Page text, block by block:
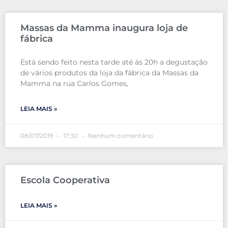
Massas da Mamma inaugura loja de
fábrica
Está sendo feito nesta tarde até às 20h a degustação
de vários produtos da loja da fábrica da Massas da
Mamma na rua Carlos Gomes,
LEIA MAIS »
08/07/2019 17:30 Nenhum comentário
Escola Cooperativa
LEIA MAIS »